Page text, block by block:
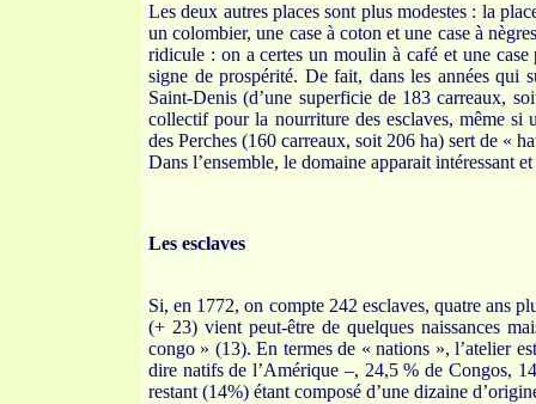
Les deux autres places sont plus modestes : la
un colombier, une case à coton et une case à
ridicule : on a certes un moulin à café et une case
signe de prospérité. De fait, dans les années qui
Saint-Denis (d’une superficie de 183 carreaux,
collectif pour la nourriture des esclaves, même si
des Perches (160 carreaux, soit 206 ha) sert de «
Dans l’ensemble, le domaine apparait intéressant
Les esclaves
Si, en 1772, on compte 242 esclaves, quatre ans
(+ 23) vient peut-être de quelques naissances
congo » (13). En termes de « nations », l’atelier
dire natifs de l’Amérique –, 24,5 % de Congos,
restant (14%) étant composé d’une dizaine